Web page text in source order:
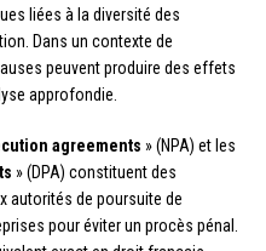
liées à la diversité des
Dans un contexte de
peuvent produire des effets
approfondie.
agreements » (NPA) et les
» (DPA) constituent des
autorités de poursuite de
pour éviter un procès pénal.